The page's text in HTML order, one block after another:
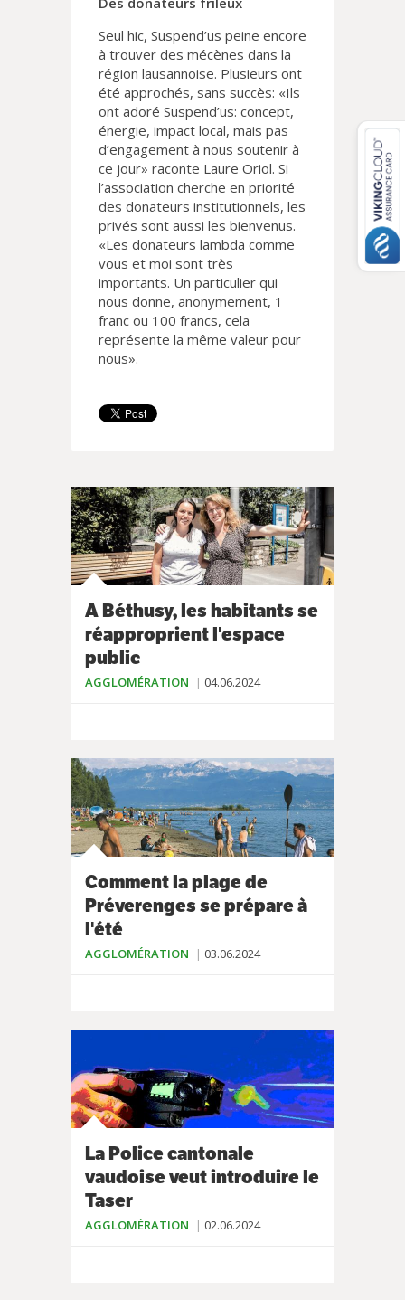
Seul hic, Suspend’us peine encore
à trouver des mécènes dans la
région lausannoise. Plusieurs ont
été approchés, sans succès: «Ils
ont adoré Suspend’us: concept,
énergie, impact local, mais pas
d’engagement à nous soutenir à
ce jour» raconte Laure Oriol. Si
l’association cherche en priorité
des donateurs institutionnels, les
privés sont aussi les bienvenus.
«Les donateurs lambda comme
vous et moi sont très
importants. Un particulier qui
nous donne, anonymement, 1
franc ou 100 francs, cela
représente la même valeur pour
nous».
A Béthusy, les habitants se
réapproprient l'espace
public
AGGLOMÉRATION 04.06.2024
Comment la plage de
Préverenges se prépare à
l'été
AGGLOMÉRATION 03.06.2024
La Police cantonale
vaudoise veut introduire le
Taser
AGGLOMÉRATION 02.06.2024